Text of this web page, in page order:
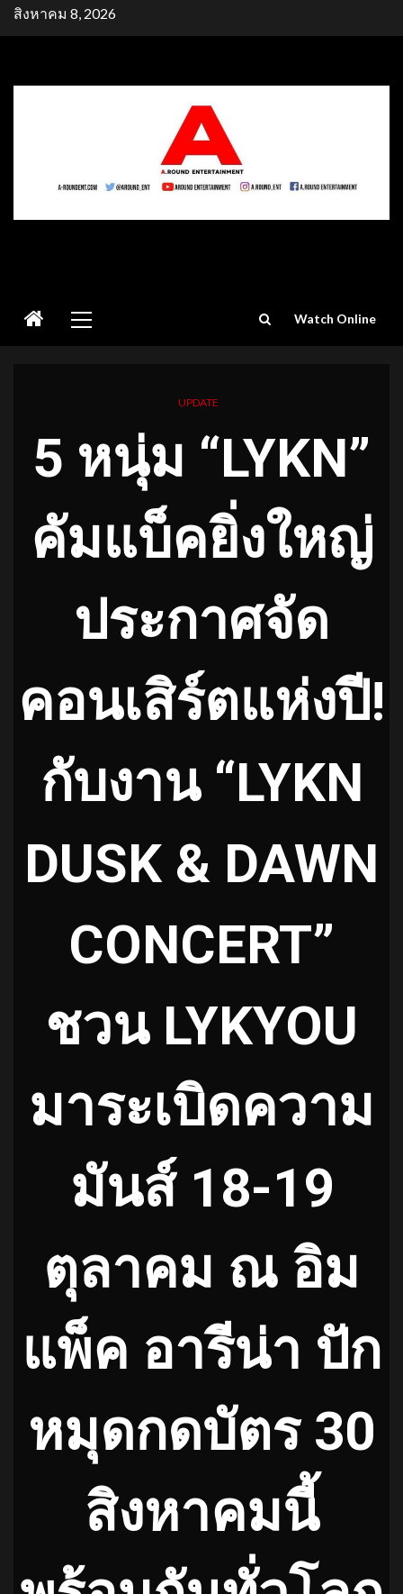
Skipสิงหาคม 8, 2026
Menu
Watch Online
UPDATE
5 หนุ่ม “LYKN”
คัมแบ็คยิ่งใหญ่
ประกาศจัด
คอนเสิร์ตแห่งปี!
กับงาน “LYKN
DUSK & DAWN
CONCERT”
ชวน LYKYOU
มาระเบิดความ
มันส์ 18-19
ตุลาคม ณ อิม
แพ็ค อารีน่า ปัก
หมุดกดบัตร 30
สิงหาคมนี้